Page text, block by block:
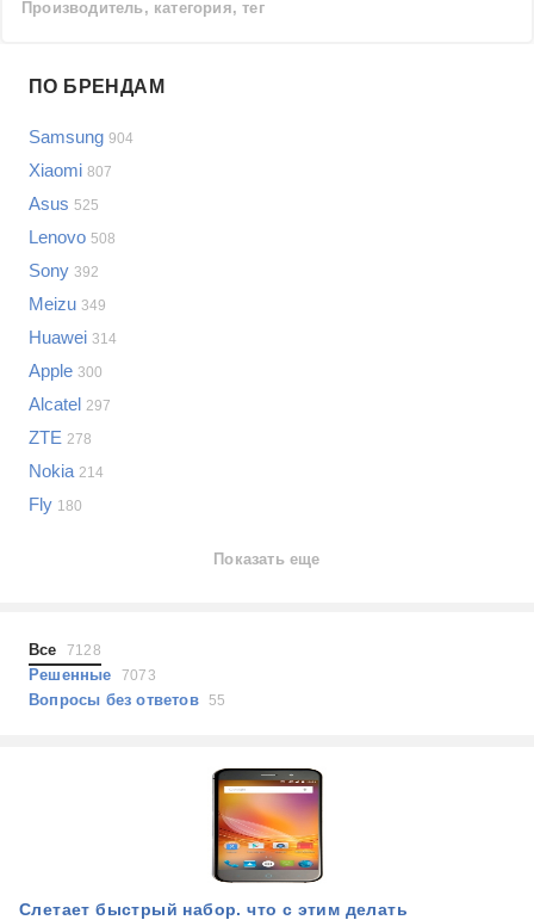
Производитель, категория, тег
Samsung
LG
Sony
Bosch
Asus
Lenovo
Indesit
JBL
Показать еще
Проблемы по категориям
Сотовые телефоны
Сотовые телефоны
Планшеты
Наушники
Выберите...
не включается
самопроизвольное выключение
самостоятельный ремонт
выдает ошибку
ПО БРЕНДАМ
Samsung 904
Xiaomi 807
Asus 525
Lenovo 508
Sony 392
Meizu 349
Huawei 314
Apple 300
Alcatel 297
ZTE 278
Nokia 214
Fly 180
Показать еще
Все 7128
Решенные 7073
Вопросы без ответов55
Слетает быстрый набор. что с этим делать